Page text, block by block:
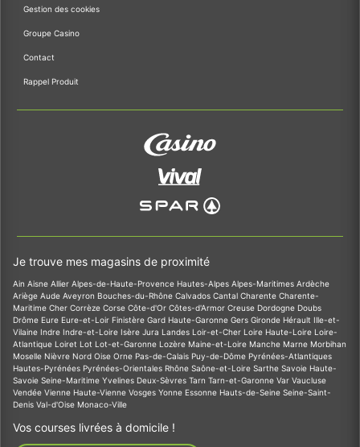
Gestion des cookies
Groupe Casino
Contact
Rappel Produit
Je trouve mes magasins de proximité
Ain Aisne Allier Alpes-de-Haute-Provence Hautes-Alpes Alpes-Maritimes Ardèche
Ariège Aude Aveyron Bouches-du-Rhône Calvados Cantal Charente Charente-
Maritime Cher Corrèze Corse Côte-d'Or Côtes-d'Armor Creuse Dordogne Doubs
Drôme Eure Eure-et-Loir Finistère Gard Haute-Garonne Gers Gironde Hérault Ille-et-
Vilaine Indre Indre-et-Loire Isère Jura Landes Loir-et-Cher Loire Haute-Loire Loire-
Atlantique Loiret Lot Lot-et-Garonne Lozère Maine-et-Loire Manche Marne Morbihan
Moselle Nièvre Nord Oise Orne Pas-de-Calais Puy-de-Dôme Pyrénées-Atlantiques
Hautes-Pyrénées Pyrénées-Orientales Rhône Saône-et-Loire Sarthe Savoie Haute-
Savoie Seine-Maritime Yvelines Deux-Sèvres Tarn Tarn-et-Garonne Var Vaucluse
Vendée Vienne Haute-Vienne Vosges Yonne Essonne Hauts-de-Seine Seine-Saint-
Denis Val-d'Oise Monaco-Ville
Vos courses livrées à domicile !